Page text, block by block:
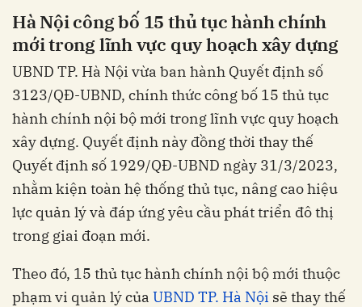
Hà Nội công bố 15 thủ tục hành chính
mới trong lĩnh vực quy hoạch xây dựng
UBND TP. Hà Nội vừa ban hành Quyết định số
3123/QĐ-UBND, chính thức công bố 15 thủ tục
hành chính nội bộ mới trong lĩnh vực quy hoạch
xây dựng. Quyết định này đồng thời thay thế
Quyết định số 1929/QĐ-UBND ngày 31/3/2023,
nhằm kiện toàn hệ thống thủ tục, nâng cao hiệu
lực quản lý và đáp ứng yêu cầu phát triển đô thị
trong giai đoạn mới.
Theo đó, 15 thủ tục hành chính nội bộ mới thuộc
phạm vi quản lý của UBND TP. Hà Nội sẽ thay thế